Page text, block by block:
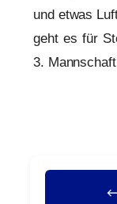
und etwas
geht es für
3.